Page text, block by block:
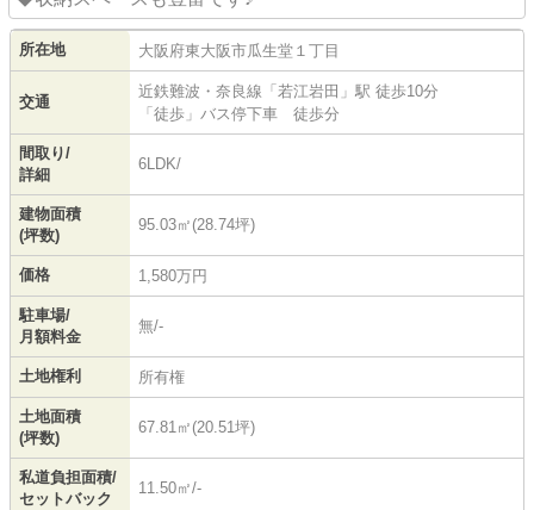
所在地 大阪府東大阪市瓜生堂 １丁目
交通
近鉄難波・奈良線 「 若江岩田 」駅 徒歩10分
「徒歩」バス停下車 徒歩分
間取り/
詳細
6LDK/
建物面積
(坪数)
95.03㎡(28.74坪)
価格 1,580万円
駐車場/
月額料金
無/-
土地権利 所有権
土地面積
(坪数)
67.81㎡(20.51坪)
私道負担面積/
セットバック
11.50㎡/-